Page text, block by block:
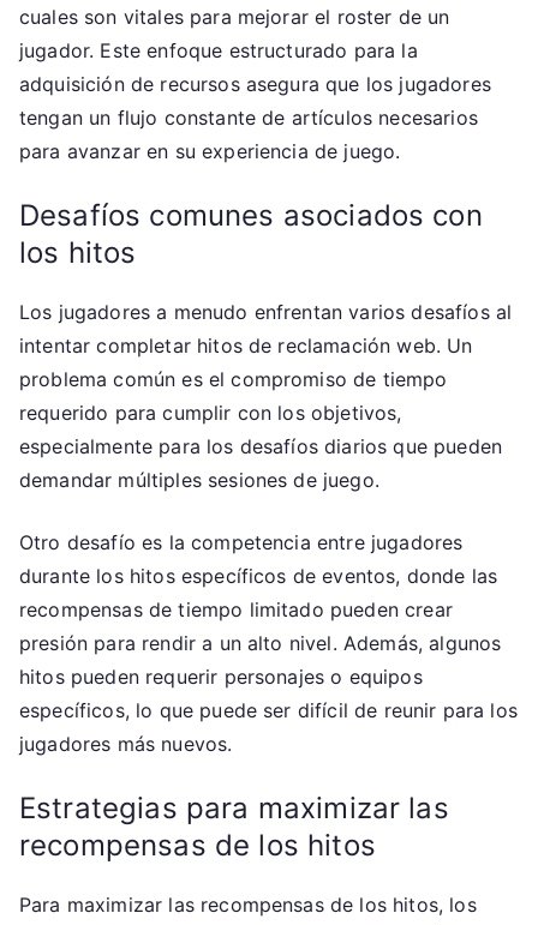
cuales son vitales para mejorar el roster de un
jugador. Este enfoque estructurado para la
adquisición de recursos asegura que los jugadores
tengan un flujo constante de artículos necesarios
para avanzar en su experiencia de juego.
Desafíos comunes asociados con
los hitos
Los jugadores a menudo enfrentan varios desafíos al
intentar completar hitos de reclamación web. Un
problema común es el compromiso de tiempo
requerido para cumplir con los objetivos,
especialmente para los desafíos diarios que pueden
demandar múltiples sesiones de juego.
Otro desafío es la competencia entre jugadores
durante los hitos específicos de eventos, donde las
recompensas de tiempo limitado pueden crear
presión para rendir a un alto nivel. Además, algunos
hitos pueden requerir personajes o equipos
específicos, lo que puede ser difícil de reunir para los
jugadores más nuevos.
Estrategias para maximizar las
recompensas de los hitos
Para maximizar las recompensas de los hitos, los